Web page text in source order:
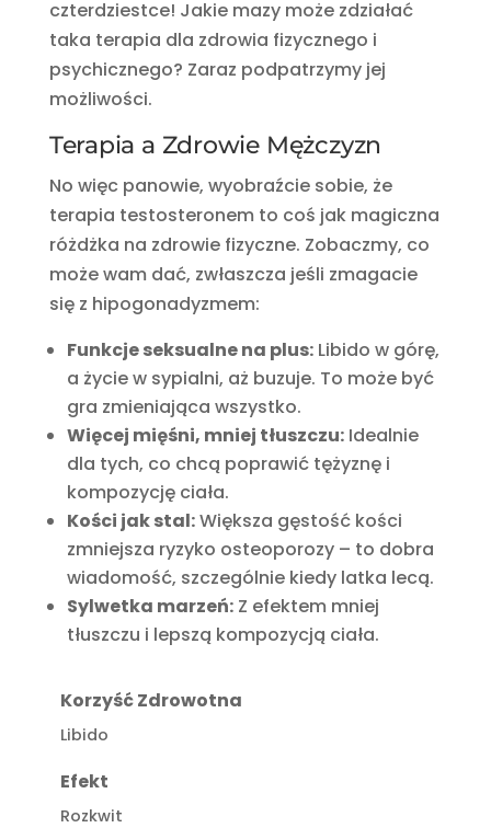
czterdziestce! Jakie mazy może zdziałać
taka terapia dla zdrowia fizycznego i
psychicznego? Zaraz podpatrzymy jej
możliwości.
Terapia a Zdrowie Mężczyzn
No więc panowie, wyobraźcie sobie, że
terapia testosteronem to coś jak magiczna
różdżka na zdrowie fizyczne. Zobaczmy, co
może wam dać, zwłaszcza jeśli zmagacie
się z hipogonadyzmem:
Funkcje seksualne na plus:Libido w górę,
a życie w sypialni, aż buzuje. To może być
gra zmieniająca wszystko.
Więcej mięśni, mniej tłuszczu:Idealnie
dla tych, co chcą poprawić tężyznę i
kompozycję ciała.
Kości jak stal:Większa gęstość kości
zmniejsza ryzyko osteoporozy – to dobra
wiadomość, szczególnie kiedy latka lecą.
Sylwetka marzeń:Z efektem mniej
tłuszczu i lepszą kompozycją ciała.
Korzyść Zdrowotna
Libido
Efekt
Rozkwit